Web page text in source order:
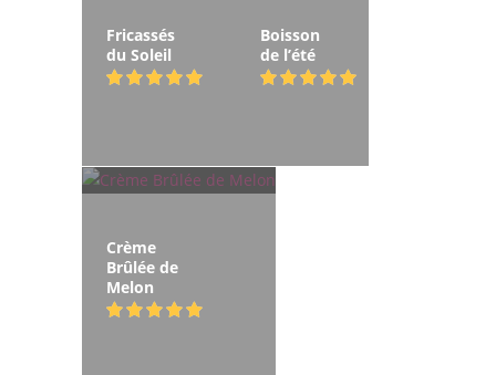
Fricassés
du Soleil
Boisson
de l’été
Crème
Brûlée de
Melon